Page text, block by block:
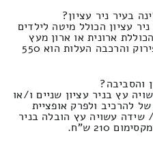
בעיר ניר עציון?
עציון הכולל מיטה לילדים
ארונית או ארון מעץ
בתוספת ארונות-בגדים בשילוב פירוק והרכבה העלות הוא 550
והסביבה?
עץ בניר עציון שניים ו/או
להרכיב ולפרק אופציית
שידה עשויה עץ הובלה בניר